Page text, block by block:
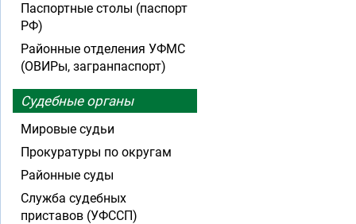
Паспортные столы (паспорт
РФ)
Районные отделения УФМС
(ОВИРы, загранпаспорт)
Судебные органы
Мировые судьи
Прокуратуры по округам
Районные суды
Служба судебных
приставов (УФССП)